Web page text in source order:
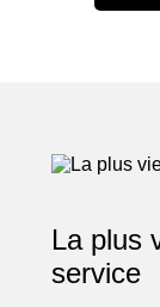
La plus
service